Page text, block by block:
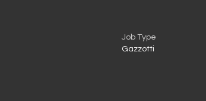
Job Type
Gazzotti